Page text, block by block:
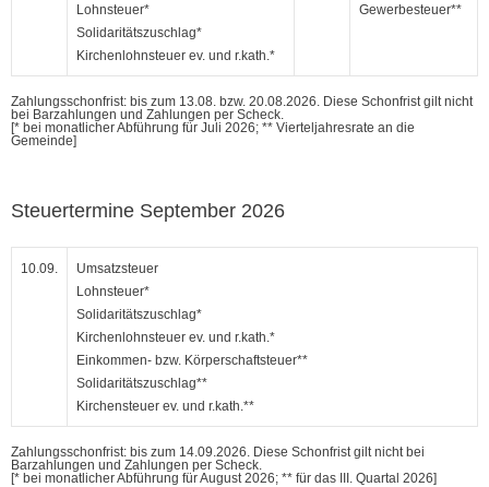
Lohnsteuer*
Solidaritätszuschlag*
Kirchenlohnsteuer ev. und r.kath.*
Gewerbesteuer**
Zahlungsschonfrist: bis zum 13.08. bzw. 20.08.2026. Diese Schonfrist gilt nicht
bei Barzahlungen und Zahlungen per Scheck.
[* bei monatlicher Abführung für Juli 2026; ** Vierteljahresrate an die
Gemeinde]
Steuertermine September 2026
10.09.
Umsatzsteuer
Lohnsteuer*
Solidaritätszuschlag*
Kirchenlohnsteuer ev. und r.kath.*
Einkommen- bzw. Körperschaftsteuer**
Solidaritätszuschlag**
Kirchensteuer ev. und r.kath.**
Zahlungsschonfrist: bis zum 14.09.2026. Diese Schonfrist gilt nicht bei
Barzahlungen und Zahlungen per Scheck.
[* bei monatlicher Abführung für August 2026; ** für das III. Quartal 2026]